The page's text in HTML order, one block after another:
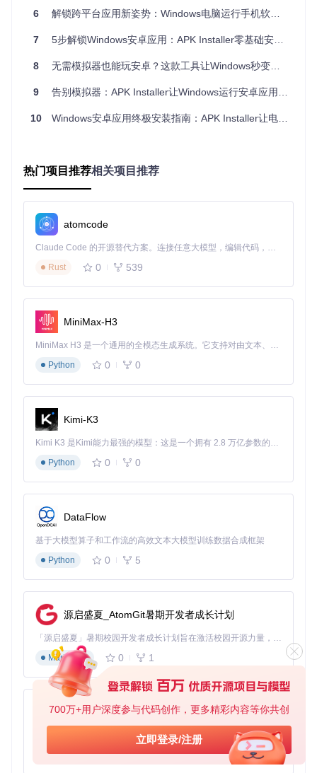
700万+用户深度参与代码创作，更多精彩内容等你共创
立即登录/注册
的沙箱环境中完成安装，确保系统安全。
启动速
资源占
操作复杂
nstall
10
0MB）
5%主流应
低（3步完
成）
传统
慢（>
高（需配
官方
WSA
中（3
中（500
APK Installer在保持高兼容性的同时，通过优化的资源调度算
法，实现了更轻量、更快速的应用体验。
图：APK Installer的应用安装确认界面，显示应用名称、版
本、权限列表等关键信息，用户可选择是否安装完成后自动启
动
操作指南：3步完成安卓应用安装
获取代码 → 运行初始化脚本 → 环境检测通过？ → 是 → 启动应用
                                      ↓否
详细步骤
环境准备
git clone
⚠️ 注意：执行脚本时需以管理员身份运行PowerShell，确保系
统已启用开发者模式。
应用安装配置 当系统弹出安全确认窗口时（如图所示），
点击"打开"允许应用安装程序运行。这一步是系统安全机制的
正常流程，确保你了解并信任正在安装的应用来源。
图：Windows系统安全确认窗口，提示网站尝试打开应用安装
在安装确认界面中，你可以查看应用的详
6 解锁跨平台应用新姿势：Windows电脑运行手机软件完全指南
7 5步解锁Windows安卓应用：APK Installer零基础安装指南
8 无需模拟器也能玩安卓？这款工具让Windows秒变移动应用平台
9 告别模拟器：APK Installer让Windows运行安卓应用的全新方案
10 Windows安卓应用终极安装指南：APK Installer让电脑秒变移动工作站
热门项目推荐相关项目推荐
atomcode
Claude Code 的开源替代方案。连接任意大模型，编辑代码，运行命令，自动验证 — 全自动执行。用 Rust 构建，极致性能。 ｜ An open-source alternative to Claude Code. Connect any LLM, edit code, run commands, and verify changes — autonomously. Built in Rust for speed. Get Started
Rust
0 539
MiniMax-H3
MiniMax H3 是一个通用的全模态生成系统。它支持对由文本、图像、视频和音频组成的多模态上下文进行统一理解，并能生成分辨率高达 2K、时长可达 15 秒的带原生立体声音频的视频。得益于面向任务泛化的系统设计，H3 在预训练阶段就已具备广泛的多模态上下文理解与生成能力，能够出色地执行复杂的多模态指令。
Python
0 0
Kimi-K3
Kimi K3 是Kimi能力最强的模型：这是一个拥有 2.8 万亿参数的混合专家（MoE）模型，具备原生视觉理解能力，并支持 100 万 token 的上下文窗口。
Python
0 0
DataFlow
基于大模型算子和工作流的高效文本大模型训练数据合成框架
Python
0 5
源启盛夏_AtomGit暑期开发者成长计划
「源启盛夏」暑期校园开发者成长计划旨在激活校园开源力量，通过积分激励、认证扶持、资源倾斜等形式，引导高校组织和开发者完成「入驻 — 建项目 — 做贡献 — 获认证 — 得资源」的完整闭环。无论你是想带领社团入驻平台的组织者，还是希望用代码贡献证明自己的开发者，都能在这里找到属于你的成长路径。
Markdown
0 1
py-xiaozhi
基于Python的Xiaozhi AI，适用于想要完整Xiaozhi体验而无需拥有专用硬件的用户。
Python
0 1